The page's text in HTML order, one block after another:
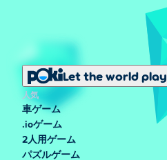
Let the world play
人気
車ゲーム
.ioゲーム
2人用ゲーム
パズルゲーム